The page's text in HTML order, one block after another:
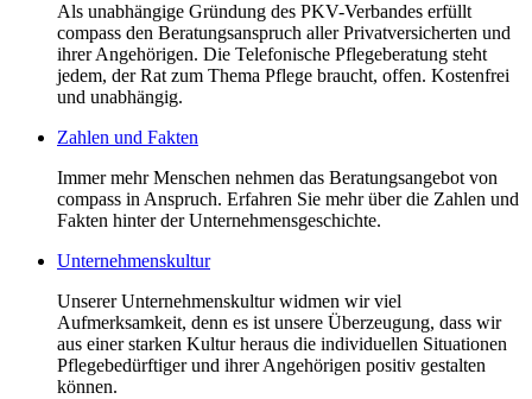
Als unabhängige Gründung des PKV-Verbandes erfüllt
compass den Beratungsanspruch aller Privatversicherten und
ihrer Angehörigen. Die Telefonische Pflegeberatung steht
jedem, der Rat zum Thema Pflege braucht, offen. Kostenfrei
und unabhängig.
Zahlen und Fakten
Immer mehr Menschen nehmen das Beratungsangebot von
compass in Anspruch. Erfahren Sie mehr über die Zahlen und
Fakten hinter der Unternehmensgeschichte.
Unternehmenskultur
Unserer Unternehmenskultur widmen wir viel
Aufmerksamkeit, denn es ist unsere Überzeugung, dass wir
aus einer starken Kultur heraus die individuellen Situationen
Pflegebedürftiger und ihrer Angehörigen positiv gestalten
können.